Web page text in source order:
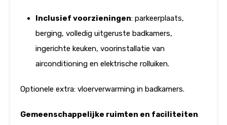
Inclusief voorzieningen: parkeerplaats,
berging, volledig uitgeruste badkamers,
ingerichte keuken, voorinstallatie van
airconditioning en elektrische rolluiken.
Optionele extra: vloerverwarming in badkamers.
Gemeenschappelijke ruimten en faciliteiten